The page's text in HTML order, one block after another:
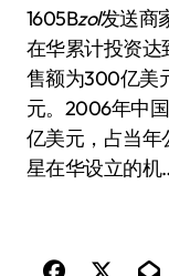
1605Bzol发送商
在华累计投资
售额为300亿美
元。2006年中
亿美元，占当年
星在华设立的机